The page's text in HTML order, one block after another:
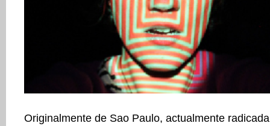
Originalmente de Sao Paulo, actualmente